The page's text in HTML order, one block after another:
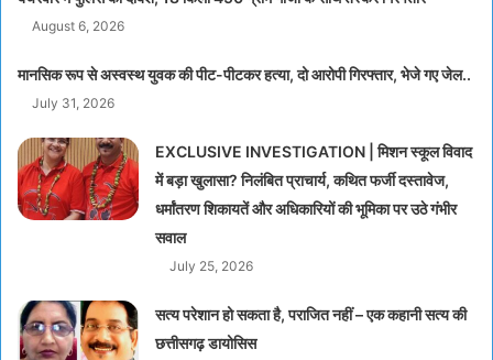
August 6, 2026
मानसिक रूप से अस्वस्थ युवक की पीट-पीटकर हत्या, दो आरोपी गिरफ्तार, भेजे गए जेल..
July 31, 2026
EXCLUSIVE INVESTIGATION | मिशन स्कूल विवाद
में बड़ा खुलासा? निलंबित प्राचार्य, कथित फर्जी दस्तावेज,
धर्मांतरण शिकायतें और अधिकारियों की भूमिका पर उठे गंभीर
सवाल
July 25, 2026
सत्य परेशान हो सकता है, पराजित नहीं – एक कहानी सत्य की
छत्तीसगढ़ डायोसिस